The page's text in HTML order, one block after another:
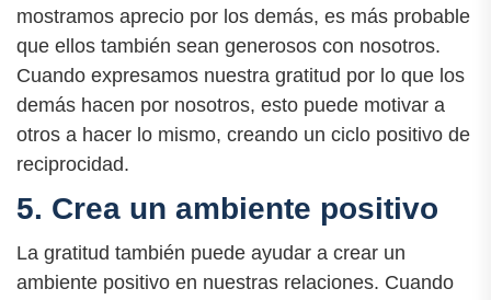
mostramos aprecio por los demás, es más probable
que ellos también sean generosos con nosotros.
Cuando expresamos nuestra gratitud por lo que los
demás hacen por nosotros, esto puede motivar a
otros a hacer lo mismo, creando un ciclo positivo de
reciprocidad.
5. Crea un ambiente positivo
La gratitud también puede ayudar a crear un
ambiente positivo en nuestras relaciones. Cuando